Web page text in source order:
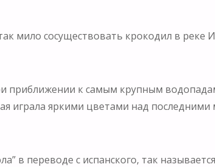
мило сосуществовать крокодил в реке
приближении к самым крупным
играла яркими цветами над
в переводе с испанского, так